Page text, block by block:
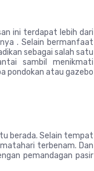
ini terdapat lebih dari
. Selain bermanfaat
sebagai salah satu
sambil menikmati
pondokan atau gazebo
berada. Selain tempat
terbenam. Dan
pemandagan pasir